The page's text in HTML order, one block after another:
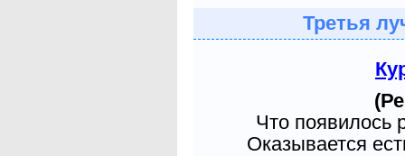
Третья
Что появилось
Оказывается